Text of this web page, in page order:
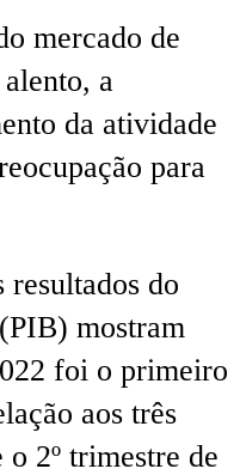
mercado de
a
da atividade
para
resultados do
mostram
foi o primeiro
aos três
o 2º trimestre de